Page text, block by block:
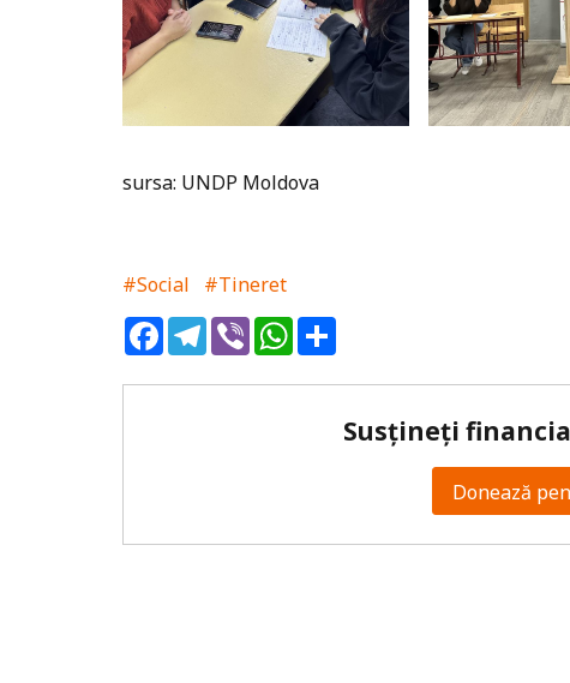
sursa: UNDP Moldova
#Social
#Tineret
FacebookTelegram
ViberWhatsApp
Susțineți
Donează